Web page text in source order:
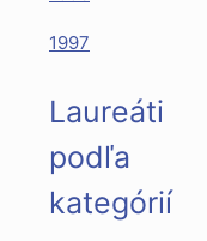
1997
Laureáti
podľa
kategórií